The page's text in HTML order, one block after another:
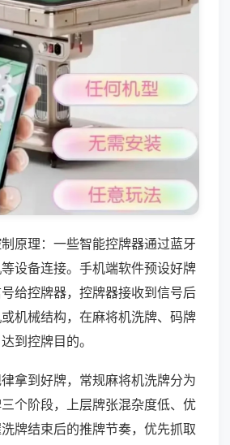
原理：一些智能控牌器通过蓝牙
设备连接。手机端软件预设好牌
给控牌器，控牌器接收到信号后
机械结构，在麻将机洗牌、码牌
到控牌目的。
拿到好牌，常规麻将机洗牌分为
个阶段，上层牌张混杂度低、优
牌结束后的推牌节奏，优先抓取